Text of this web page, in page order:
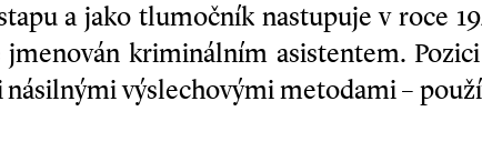
a jako tlumočník nastupuje v roce
kriminálním asistentem.
výslechovými metodami –